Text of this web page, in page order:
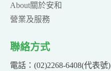
About關於安和
營業及服務
聯絡方式
電話：(02)2268-6408(代表號)